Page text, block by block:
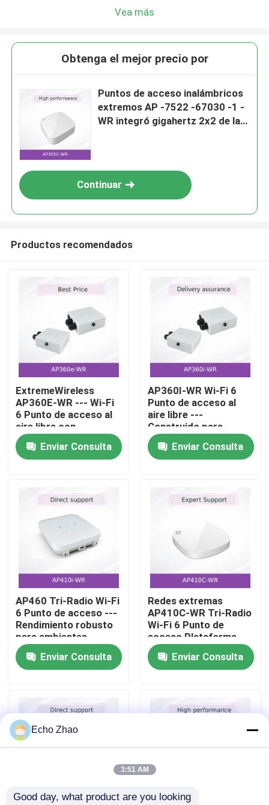
En casa.
Productos
Vídeos
Sobre nosotros
Recorrido por la fábrica
Control de Calidad
Noticias
Solicitar una cotización
Vea más
Obtenga el mejor precio por
Puntos de acceso inalámbricos
extremos AP -7522 -67030 -1 -
WR integró gigahertz 2x2 de la
Continuar
Productos recomendados
ExtremeWireless
AP360E-WR --- Wi-Fi
6 Punto de acceso al
aire libre con
conectores de antena
externos y sensor de
seguridad de tiempo
Enviar Consulta
AP360I-WR Wi-Fi 6
Punto de acceso al
aire libre ---
Construido para
entornos hostiles y
conectividad de alta
densidad
Enviar Consulta
AP460 Tri-Radio Wi-Fi
6 Punto de acceso ---
Rendimiento robusto
para ambientes
exteriores exigentes
Enviar Consulta
Redes extremas
AP410C-WR Tri-Radio
Wi-Fi 6 Punto de
acceso Plataforma
universal de sistema
operativo Sensor de
seguridad de alta
Enviar Consulta
Echo Zhao
3:51 AM
Good day, what product are you looking